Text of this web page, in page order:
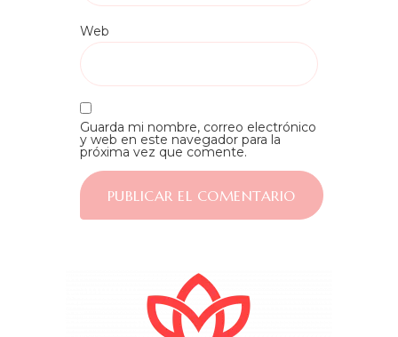
Web
Guarda mi nombre, correo electrónico
y web en este navegador para la
próxima vez que comente.